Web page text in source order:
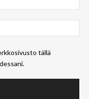
tällä